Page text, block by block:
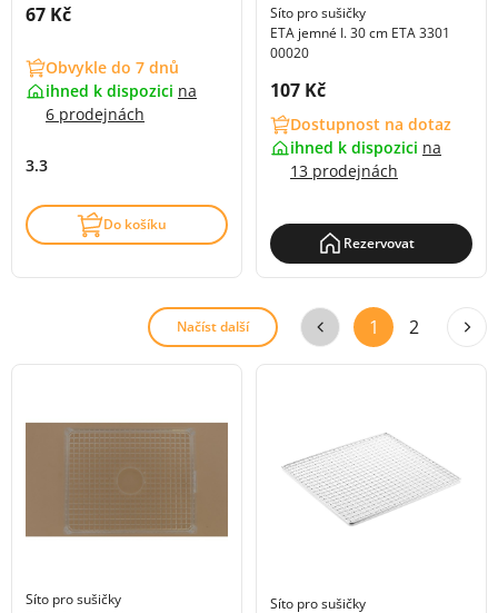
Cena s DPH:
67 Kč
Obvykle do 7 dnů
ihned k dispozici na
6 prodejnách
3.3
Do košíku
Síto pro sušičky
ETA jemné I. 30 cm ETA 3301
00020
Cena s DPH:
107 Kč
Dostupnost na dotaz
ihned k dispozici na
13 prodejnách
Rezervovat
Načíst další 1 2
Síto pro sušičky
Síto pro sušičky